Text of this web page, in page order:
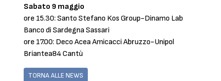
Sabato 9 maggio
ore 15.30: Santo Stefano Kos Group-Dinamo Lab
Banco di Sardegna Sassari
ore 17.00: Deco Acea Amicacci Abruzzo-Unipol
Briantea84 Cantù
TORNA ALLE NEWS